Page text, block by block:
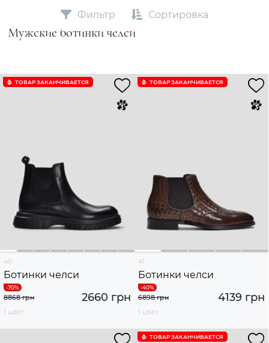
Мужские ботинки челси
Фильтр Сортировка
ТОВАР ЗАКАНЧИВАЕТСЯ
40
Ботинки челси
2660 грн
8868 грн
1 цвет
ТОВАР ЗАКАНЧИВАЕТСЯ
41
Ботинки челси
4139 грн
6898 грн
1 цвет
ТОВАР ЗАКАНЧИВАЕТСЯ